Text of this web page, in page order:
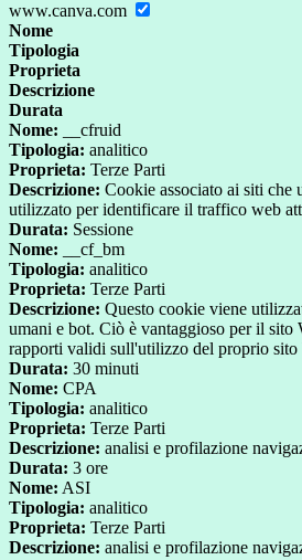
www.canva.com
Nome
Tipologia
Proprieta
Descrizione
Durata
Nome: __cfruid
Tipologia: analitico
Proprieta: Terze Parti
Descrizione: Cookie associato ai siti che
utilizzato per identificare il traffico web
Durata: Sessione
Nome: __cf_bm
Tipologia: analitico
Proprieta: Terze Parti
Descrizione: Questo cookie viene
umani e bot. Ciò è vantaggioso per il sito
rapporti validi sull'utilizzo del proprio sito
Durata: 30 minuti
Nome: CPA
Tipologia: analitico
Proprieta: Terze Parti
Descrizione: analisi e profilazione
Durata: 3 ore
Nome: ASI
Tipologia: analitico
Proprieta: Terze Parti
Descrizione: analisi e profilazione